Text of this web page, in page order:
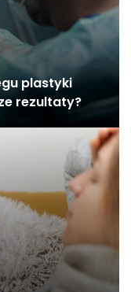
plastyki
rezultaty?